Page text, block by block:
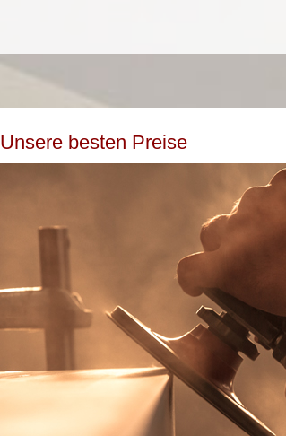
Unsere besten Preise